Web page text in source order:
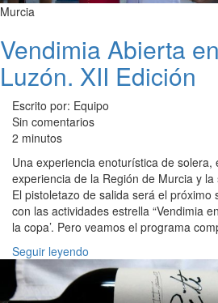
Murcia
Vendimia Abierta
Luzón. XII Edición
Escrito por: Equipo
Sin comentarios
2 minutos
Una experiencia enoturística de solera,
experiencia de la Región de Murcia y
El pistoletazo de salida será el
con las actividades estrella “Vendimia
la copa’. Pero veamos el programa
Seguir leyendo